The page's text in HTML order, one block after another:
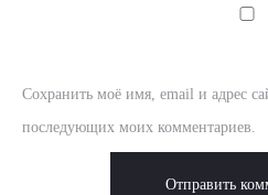
Сохранить моё имя, email и адрес
последующих моих комментариев.